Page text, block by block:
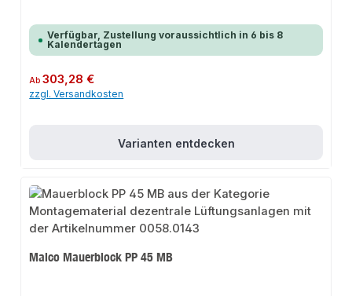
Verfügbar, Zustellung voraussichtlich in 6 bis 8
Kalendertagen
Regulärer Preis:
Ab303,28 €
zzgl. Versandkosten
Varianten entdecken
Maico Mauerblock PP 45 MB